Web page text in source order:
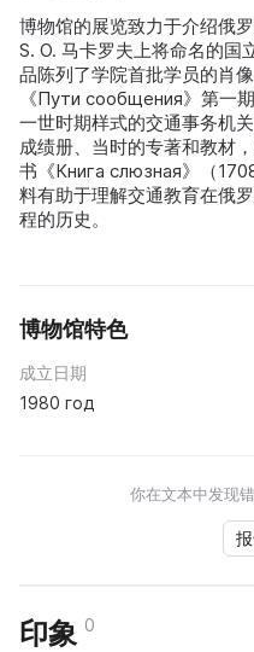
博物馆的展览致力于介绍俄
S. O. 马卡罗夫上将命名的国
品陈列了学院首批学员的肖
《Пути сообщения》第一
一世时期样式的交通事务机
成绩册、当时的专著和教材
书《Книга слюзная》（
料有助于理解交通教育在俄
程的历史。
博物馆特色
成立日期
1980 год
你在文本中发现
印象 0